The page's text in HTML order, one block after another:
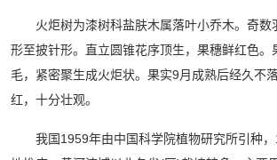
火炬树为漆树科盐肤木属落叶小乔木。奇数
形至披针形。直立圆锥花序顶生，果穗鲜红色。
毛，紧密聚生成火炬状。果实9月成熟后经久不
红，十分壮观。
我国1959年由中国科学院植物研究所引种，